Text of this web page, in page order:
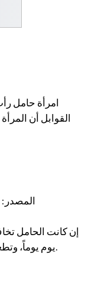
القوابل أن
المصدر:
إن كانت الحامل
يوم يوماً، وتطعم عن كل يوم مسكيناً رطلاً من خبز بأدمه.